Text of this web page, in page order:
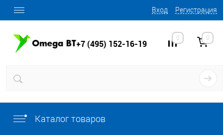
Вход Регистрация
+7 (495) 152-16-19
0 0
Каталог товаров